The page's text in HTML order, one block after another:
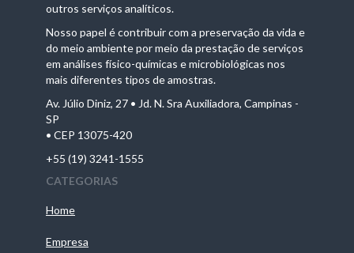
outros serviços analíticos.
Nosso papel é contribuir com a preservação da vida e
do meio ambiente por meio da prestação de serviços
em análises físico-químicas e microbiológicas nos
mais diferentes tipos de amostras.
Av. Júlio Diniz, 27 • Jd. N. Sra Auxiliadora, Campinas -
SP
• CEP 13075-420
+55 (19) 3241-1555
CATEGORIAS
Home
Empresa